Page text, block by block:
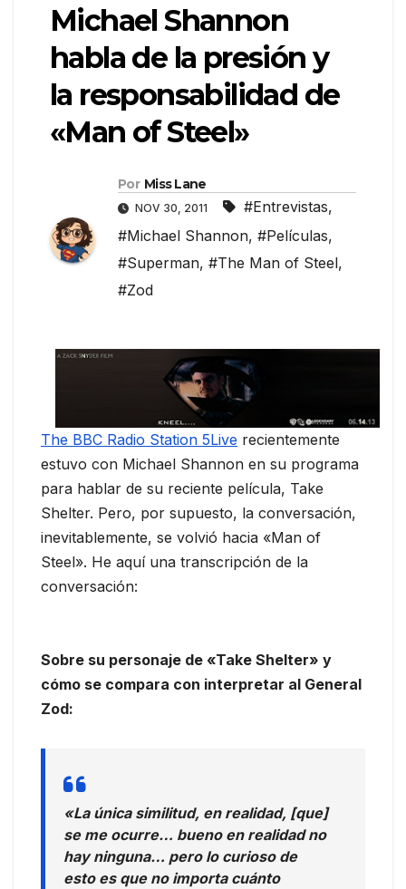
Michael Shannon
habla de la presión y
la responsabilidad de
«Man of Steel»
Por Miss Lane
NOV 30, 2011 #Entrevistas,
#Michael Shannon, #Películas,
#Superman, #The Man of Steel,
#Zod
The BBC Radio Station 5Live recientemente
estuvo con Michael Shannon en su programa
para hablar de su reciente película, Take
Shelter. Pero, por supuesto, la conversación,
inevitablemente, se volvió hacia «Man of
Steel». He aquí una transcripción de la
conversación:
Sobre su personaje de «Take Shelter» y
cómo se compara con interpretar al General
Zod:
«La única similitud, en realidad, [que]
se me ocurre… bueno en realidad no
hay ninguna… pero lo curioso de
esto es que no importa cuánto